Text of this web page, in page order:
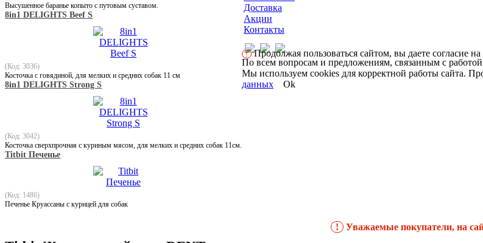
Высушенное баранье копыто с путовым суставом.
8in1 DELIGHTS Beef S
(Код: 3036)
Косточка с говядиной, для мелких и средних собак 11 см
8in1 DELIGHTS Strong S
(Код: 3042)
Косточка сверхпрочная с куриным мясом, для мелких и средних собак 11см.
Titbit Печенье
(Код: 1486)
Печенье Круассаны с курицей для собак
! Уважаемые покупатели, на
Доставка
Акции
Контакты
! Продолжая пользоваться сайтом, вы даете согласие на
По всем вопросам и предложениям, связанным с
Мы используем cookies для корректной работы сайта.
данных
Ok